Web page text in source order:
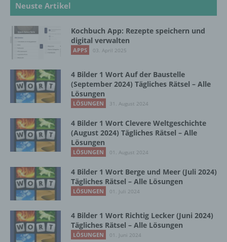
Neuste Artikel
Kochbuch App: Rezepte speichern und
digital verwalten
APPS 03. April 2025
4 Bilder 1 Wort Auf der Baustelle
(September 2024) Tägliches Rätsel – Alle
Lösungen
LÖSUNGEN 31. August 2024
4 Bilder 1 Wort Clevere Weltgeschichte
(August 2024) Tägliches Rätsel – Alle
Lösungen
LÖSUNGEN 01. August 2024
4 Bilder 1 Wort Berge und Meer (Juli 2024)
Tägliches Rätsel – Alle Lösungen
LÖSUNGEN 01. Juli 2024
4 Bilder 1 Wort Richtig Lecker (Juni 2024)
Tägliches Rätsel – Alle Lösungen
LÖSUNGEN 01. Juni 2024
natürlichen Person zu analysieren oder
vorherzusagen.
f) Pseudonymisierung
Pseudonymisierung ist die Verarbeitung
personenbezogener Daten in einer Weise,
auf welche die personenbezogenen Daten
ohne Hinzuziehung zusätzlicher
betroffenen Person zugeordnet werden
können, sofern diese zusätzlichen
Informationen gesondert aufbewahrt werden
und technischen und organisatorischen
Maßnahmen unterliegen, die gewährleisten,
dass die personenbezogenen Daten nicht
einer identifizierten oder identifizierbaren
natürlichen Person zugewiesen werden.
g) Verantwortlicher oder für die Verarbeitung
Verantwortlicher